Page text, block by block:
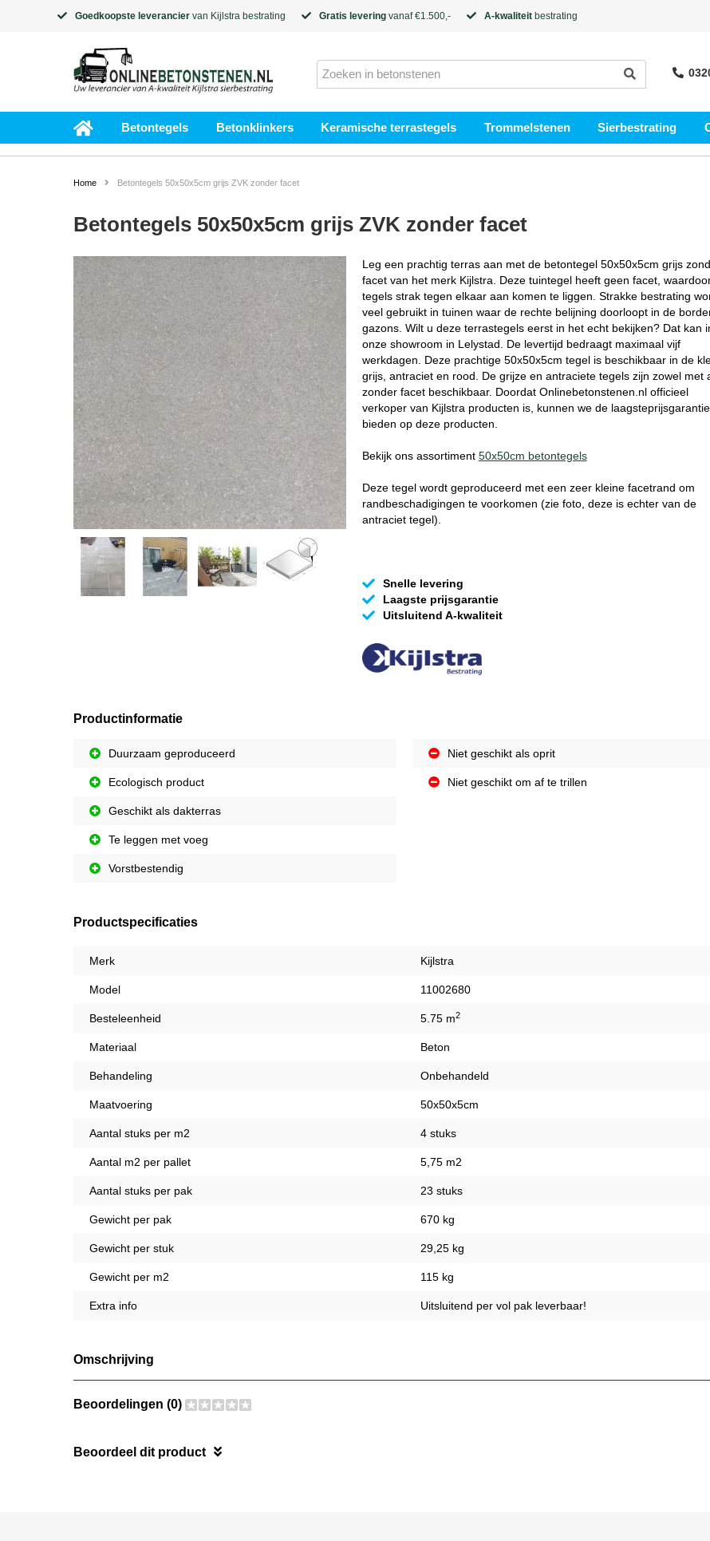
Goedkoopste leverancier van Kijlstra bestrating Gratis levering vanaf €1.500,- A-kwaliteit bestrating
Betontegels Betonklinkers Keramische terrastegels Trommelstenen Sierbestrating
Home Betontegels 50x50x5cm grijs ZVK zonder facet
Betontegels 50x50x5cm grijs ZVK zonder facet
Leg een prachtig terras aan met de betontegel 50x50x5cm grijs
facet van het merk Kijlstra. Deze tuintegel heeft geen facet,
tegels strak tegen elkaar aan komen te liggen. Strakke bestrating
veel gebruikt in tuinen waar de rechte belijning doorloopt in de
gazons. Wilt u deze terrastegels eerst in het echt bekijken? Dat kan
onze showroom in Lelystad. De levertijd bedraagt maximaal vijf
werkdagen. Deze prachtige 50x50x5cm tegel is beschikbaar in de
grijs, antraciet en rood. De grijze en antraciete tegels zijn zowel met
zonder facet beschikbaar. Doordat Onlinebetonstenen.nl officieel
verkoper van Kijlstra producten is, kunnen we de laagsteprijsgarantie
bieden op deze producten.
Bekijk ons assortiment 50x50cm betontegels
Deze tegel wordt geproduceerd met een zeer kleine facetrand om
randbeschadigingen te voorkomen (zie foto, deze is echter van de
antraciet tegel).
Snelle levering
Laagste prijsgarantie
Uitsluitend A-kwaliteit
Productinformatie
Duurzaam geproduceerd
Ecologisch product
Geschikt als dakterras
Te leggen met voeg
Vorstbestendig
Niet geschikt als oprit
Niet geschikt om af te trillen
Productspecificaties
Merk Kijlstra
Model 11002680
Besteleenheid 5.75 m2
Materiaal Beton
Behandeling Onbehandeld
Maatvoering 50x50x5cm
Aantal stuks per m2 4 stuks
Aantal m2 per pallet 5,75 m2
Aantal stuks per pak 23 stuks
Gewicht per pak 670 kg
Gewicht per stuk 29,25 kg
Gewicht per m2 115 kg
Extra info Uitsluitend per vol pak leverbaar!
Omschrijving
Beoordelingen (0)
Beoordeel dit product